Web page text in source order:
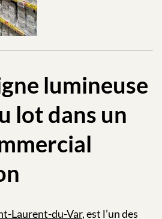
lumineuse
lot dans un
Laurent-du-Var, est l’un des